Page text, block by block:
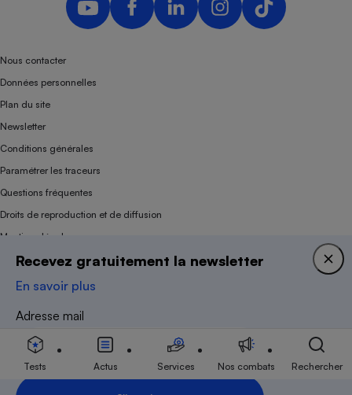
Recevez gratuitement la newsletter
En savoir plus
Adresse mail
Nous contacter
Données personnelles
Plan du site
Newsletter
Conditions générales
Paramétrer les traceurs
Questions fréquentes
Droits de reproduction et de diffusion
Mentions légales
Panel
Association indépendante de l’État, des syndicats, des producteurs et des
distributeurs depuis 1951.
Tests Actus Services Nos combats Rechercher